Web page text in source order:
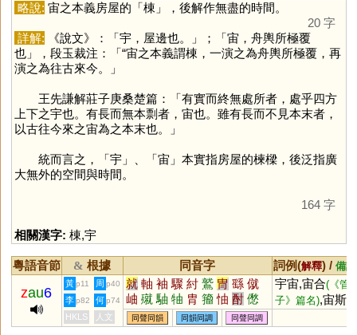
略說: 宙之本義房屋的「棟」，後解作無盡的時間。
20 字
詳解: 《說文》：「宇，屋邊也。」；「宙，舟輿所極覆
也」，段玉裁注：「“宙之本義謂棟，一演之為舟輿所極覆，再
演之為往古來今。」
王先謙解莊子庚桑楚篇：「有實而終無處所者，處乎四方
上下之宇也。有長而無本剽者，宙也。雖有長而不見本末者，
以古往今來之宙為之本末也。」
統而言之，「宇」、「宙」本實指房屋的楝樑，後泛指廣
大無外的空間與時間。
164 字
相關漢字: 棟,宇
粵語音節 & 根據 同音字 詞例(解釋) / 備註
zau6
黃 p11 周 p40 就 軸 袖 驟 紂 鷲 冑 繇 僦
岫 殧 駎 牰 胄 籀 怞 酎 僽
褎 鯫 鮦
宇宙,宙合(《管
子》篇名),宙斯
李 p82 何 p74
HKLS 人文 同聲同韻 同韻同調 同聲同調